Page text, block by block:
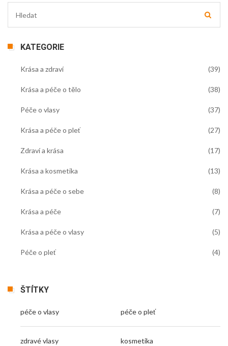
KATEGORIE
Krása a zdraví (39)
Krása a péče o tělo (38)
Péče o vlasy (37)
Krása a péče o pleť (27)
Zdraví a krása (17)
Krása a kosmetika (13)
Krása a péče o sebe (8)
Krása a péče (7)
Krása a péče o vlasy (5)
Péče o pleť (4)
ŠTÍTKY
péče o vlasy péče o pleť
zdravé vlasy kosmetika